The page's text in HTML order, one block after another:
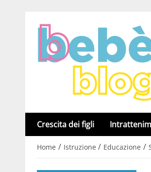
Crescita dei figli
Home / Istruzione / Educazione /